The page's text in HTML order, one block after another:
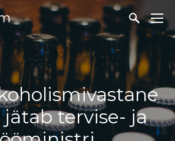
tervise- ja